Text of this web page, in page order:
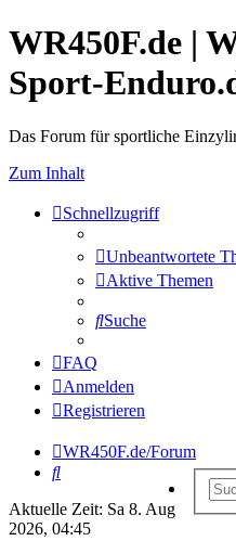
WR450F.de |
Sport-
Das Forum für sportliche
Zum Inhalt
Schnellzugriff
Unbeantwortete
Aktive Themen
Suche
FAQ
Anmelden
Registrieren
WR450F.de/Forum
Suche
Aktuelle Zeit: Sa 8. Aug
2026, 04:45